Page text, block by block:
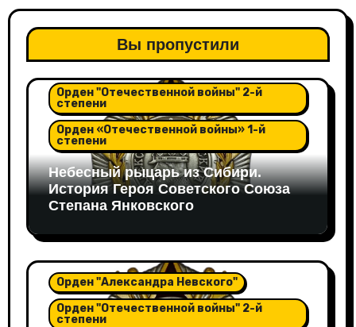
Вы пропустили
Орден "Александра Невского"
Орден "Отечественной войны" 2-й
степени
Орден «Отечественной войны» 1-й
степени
Небесный рыцарь из Сибири.
История Героя Советского Союза
Степана Янковского
Орден "Александра Невского"
Орден "Отечественной войны" 2-й
степени